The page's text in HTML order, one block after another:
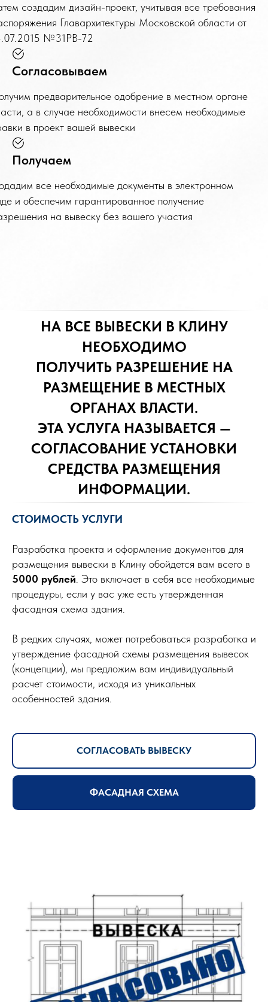
создадим дизайн-проект, учитывая все требования
Главархитектуры Московской области от
№31РВ-72
Согласовываем
предварительное одобрение в местном органе
а в случае необходимости внесем необходимые
в проект вашей вывески
Получаем
все необходимые документы в электронном
и обеспечим гарантированное получение
на вывеску без вашего участия
НА ВСЕ ВЫВЕСКИ В КЛИНУ
НЕОБХОДИМО
ПОЛУЧИТЬ РАЗРЕШЕНИЕ НА
РАЗМЕЩЕНИЕ В МЕСТНЫХ
ОРГАНАХ ВЛАСТИ.
ЭТА УСЛУГА НАЗЫВАЕТСЯ —
СОГЛАСОВАНИЕ УСТАНОВКИ
СРЕДСТВА РАЗМЕЩЕНИЯ
ИНФОРМАЦИИ.
СТОИМОСТЬ УСЛУГИ
Разработка проекта и оформление документов для
размещения вывески в Клину обойдется вам всего в
5000 рублей . Это включает в себя все необходимые
процедуры, если у вас уже есть утвержденная
фасадная схема здания.
В редких случаях, может потребоваться разработка и
утверждение фасадной схемы размещения вывесок
(концепции), мы предложим вам индивидуальный
расчет стоимости, исходя из уникальных
особенностей здания.
СОГЛАСОВАТЬ ВЫВЕСКУ
ФАСАДНАЯ СХЕМА